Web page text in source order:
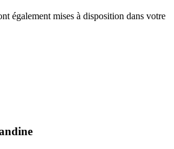
également mises à disposition dans votre